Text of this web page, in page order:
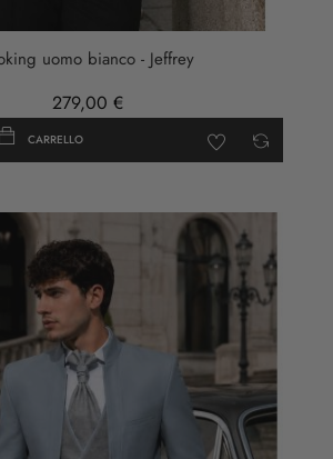
uomo bianco - Jeffrey
279,00 €
CARRELLO